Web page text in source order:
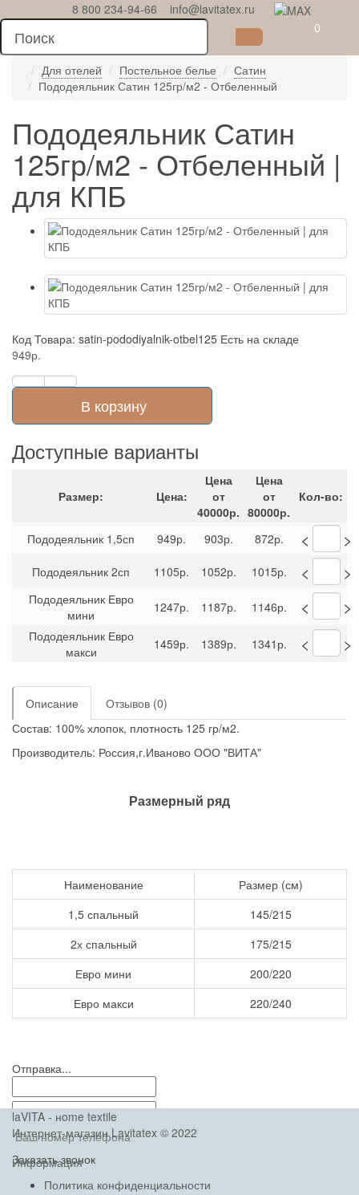
8 800 234-94-66
info@lavitatex.ru
0
Для отелей Постельное белье
Сатин
Пододеяльник Сатин 125гр/м2 - Отбеленный
Пододеяльник Сатин
125гр/м2 - Отбеленный |
для КПБ
Код Товара: satin-pododiyalnik-otbel125 Есть на складе
949р.
В корзину
Доступные варианты
Размер: Цена:
Цена
от
40000р.
Цена
от
80000р.
Кол-во:
Пододеяльник 1,5сп 949р. 903р. 872р. < >
Пододеяльник 2сп 1105р. 1052р. 1015р. < >
Пододеяльник Евро
мини
1247р. 1187р. 1146р. < >
Пододеяльник Евро
макси
1459р. 1389р. 1341р. < >
Описание
Отзывов (0)
Состав: 100% хлопок, плотность 125 гр/м2.
Производитель: Россия,г.Иваново ООО "ВИТА"
Размерный ряд
Наименование
Размер (см)
1,5 спальный
145/215
2х спальный
175/215
Евро мини
200/220
Евро макси
220/240
Отправка...
Заказать звонок
laVITA - нome textile
Интернет-магазин Lavitatex © 2022
Информация
Политика конфиденциальности